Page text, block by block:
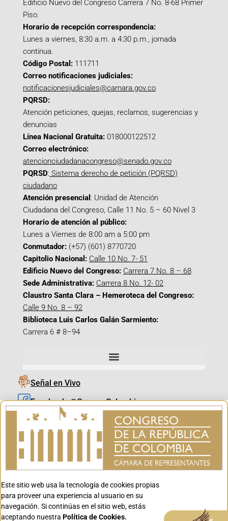
Edificio Nuevo del Congreso Carrera 7 No. 8-68 Primer
Piso.
Horario de recepción correspondencia:
Lunes a viernes, 8:30 a.m. a 4:30 p.m., jornada
continua.
Código Postal: 111711
Correo notificaciones judiciales:
notificacionesjudiciales@camara.gov.co
PQRSD:
Atención peticiones, quejas, reclamos, sugerencias y
denuncias
Línea Nacional Gratuita: 018000122512
Correo electrónico:
atencionciudadanacongreso@senado.gov.co
PQRSD: Sistema derecho de petición (PQRSD)
ciudadano
Atención presencial : Unidad de Atención
Ciudadana del Congreso, Calle 11 No. 5 – 60 Nivel 3
Horario de atención al público:
Lunes a Viernes de 8:00 am a 5:00 pm
Conmutador: (+57) (601) 8770720
Capitolio Nacional: Calle 10 No. 7- 51
Edificio Nuevo del Congreso: Carrera 7 No. 8 – 68
Sede Administrativa: Carrera 8 No. 12- 02
Claustro Santa Clara – Hemeroteca del Congreso:
Calle 9 No. 8 – 92
Biblioteca Luis Carlos Galán Sarmiento:
Carrera 6 # 8–94
Señal en Vivo
Facebook_@CamaraColombia
Instagram_@CamaraColombia
X_@CamaraColombia
Youtube_@CamaraColombia
Youtube_@CanalCongreso
Este sitio web usa la tecnología de cookies propias
para proveer una experiencia al usuario en su
navegación. Si continúas en el sitio web, estás
aceptando nuestra Política de Cookies. Aceptar